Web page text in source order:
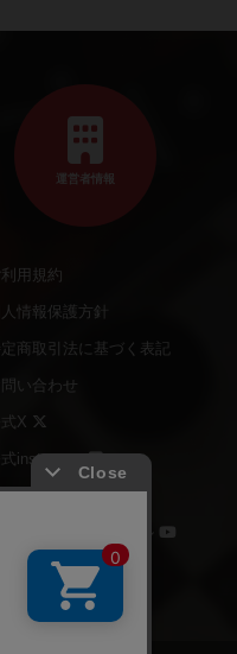
運営者情報
利用規約
情報保護方針
商取引法に基づく表記
問い合わせ
X
式instagram
Facebook
式YouTubeチャンネル